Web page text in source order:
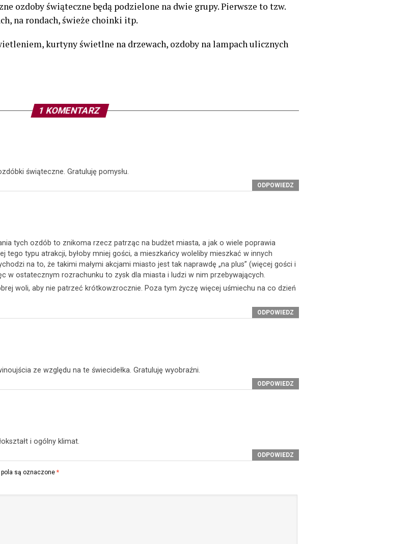
ozdoby świąteczne będą podzielone na dwie grupy. Pierwsze to tzw.
na rondach, świeże choinki itp.
kurtyny świetlne na drzewach, ozdoby na lampach ulicznych
1 KOMENTARZ
świąteczne. Gratuluję pomysłu.
ODPOWIEDZ
tych ozdób to znikoma rzecz patrząc na budżet miasta, a jak o wiele poprawia
tego typu atrakcji, byłoby mniej gości, a mieszkańcy woleliby mieszkać w innych
na to, że takimi małymi akcjami miasto jest tak naprawdę „na plus” (więcej gości i
w ostatecznym rozrachunku to zysk dla miasta i ludzi w nim przebywających.
woli, aby nie patrzeć krótkowzrocznie. Poza tym życzę więcej uśmiechu na co dzień
ODPOWIEDZ
ze względu na te świecidełka. Gratuluję wyobraźni.
ODPOWIEDZ
i ogólny klimat.
ODPOWIEDZ
są oznaczone *